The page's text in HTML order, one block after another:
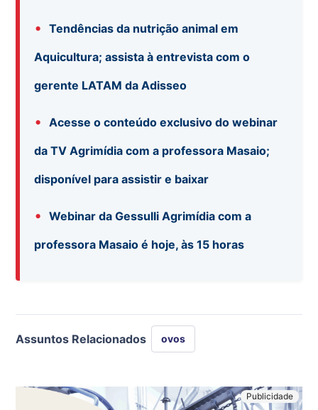
•
Tendências da nutrição animal em
Aquicultura; assista à entrevista com o
gerente LATAM da Adisseo
•
Acesse o conteúdo exclusivo do webinar
da TV Agrimídia com a professora Masaio;
disponível para assistir e baixar
•
Webinar da Gessulli Agrimídia com a
professora Masaio é hoje, às 15 horas
Assuntos Relacionados ovos